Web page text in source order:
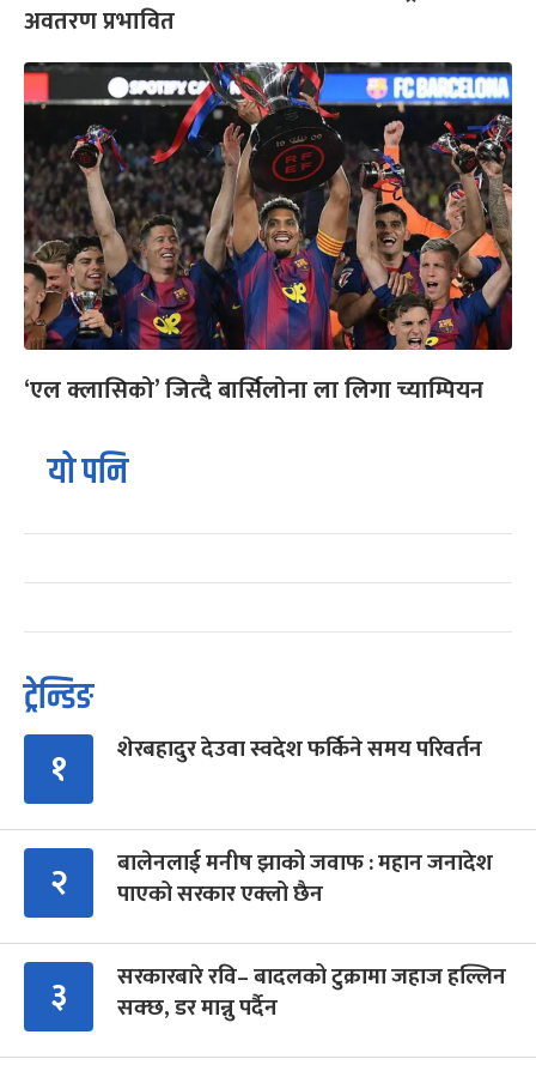
अवतरण प्रभावित
‘एल क्लासिको’ जित्दै बार्सिलोना ला लिगा च्याम्पियन
यो पनि
ट्रेन्डिङ
१ शेरबहादुर देउवा स्वदेश फर्किने समय परिवर्तन
२
बालेनलाई मनीष झाको जवाफ : महान जनादेश
पाएको सरकार एक्लो छैन
३
सरकारबारे रवि– बादलको टुक्रामा जहाज हल्लिन
सक्छ, डर मान्नु पर्दैन